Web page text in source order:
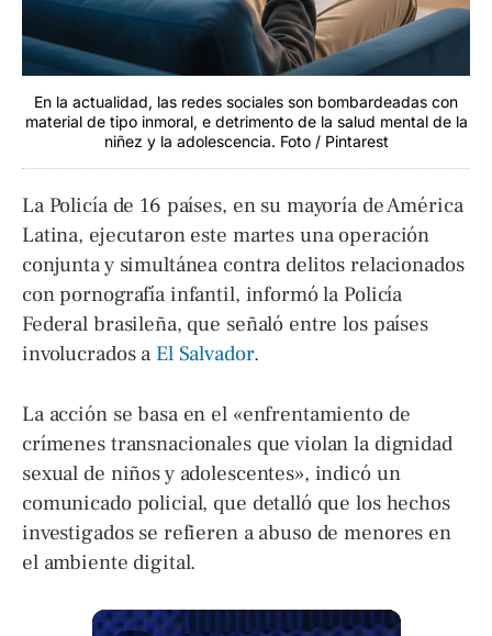
En la actualidad, las redes sociales son bombardeadas con
material de tipo inmoral, e detrimento de la salud mental de la
niñez y la adolescencia. Foto / Pintarest
La Policía de 16 países, en su mayoría de América
Latina, ejecutaron este martes una operación
conjunta y simultánea contra delitos relacionados
con pornografía infantil, informó la Policía
Federal brasileña, que señaló entre los países
involucrados a El Salvador.
La acción se basa en el «enfrentamiento de
crímenes transnacionales que violan la dignidad
sexual de niños y adolescentes», indicó un
comunicado policial, que detalló que los hechos
investigados se refieren a abuso de menores en
el ambiente digital.